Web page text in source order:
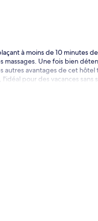
à moins de 10 minutes
Une fois bien
autres avantages de cet
pour des vacances sans